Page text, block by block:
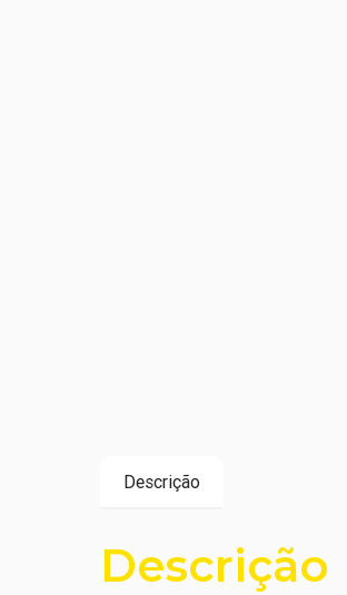
Descrição
Descrição